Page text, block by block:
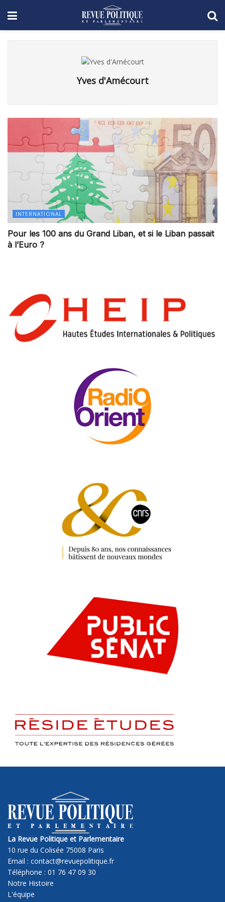
Yves d'Amécourt
INTERNATIONAL
Pour les 100 ans du Grand Liban, et si le Liban passait
à l’Euro ?
La Revue Politique et Parlementaire
10 rue du Colisée 75008 Paris
Email : contact@revuepolitique.fr
Téléphone : 01 76 47 09 30
Notre Histoire
L'équipe